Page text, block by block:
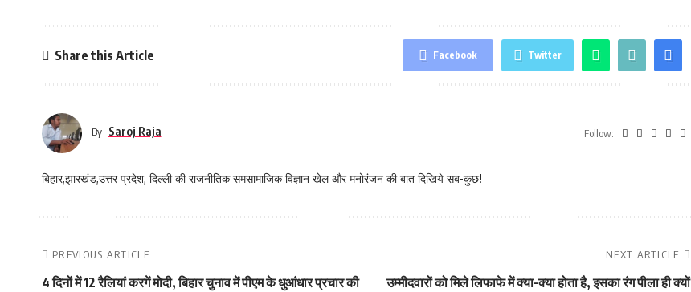
Share this Article Facebook Twitter
By Saroj Raja Follow:
बिहार,झारखंड,उत्तर प्रदेश, दिल्ली की राजनीतिक समसामाजिक विज्ञान खेल और मनोरंजन की बात दिखिये सब-कुछ!
PREVIOUS ARTICLE
4 दिनों में 12 रैलियां करगें मोदी, बिहार चुनाव में पीएम के धुआंधार प्रचार की
NEXT ARTICLE
उम्मीदवारों को मिले लिफाफे में क्या-क्या होता है, इसका रंग पीला ही क्यों